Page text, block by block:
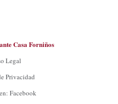
Casa Forniños
Legal
Privacidad
Facebook